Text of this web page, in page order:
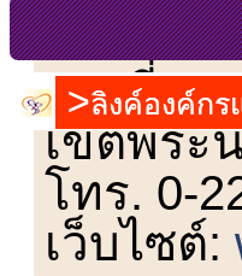
ลิงค์องค์กร
เลขที่
เขตพระ
โทร. 0-
เว็บไซต์: